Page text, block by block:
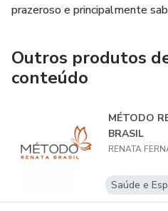
👉🏻Auxílio a compras via
👉🏻 Ebook com 30 receitas novas
👉🏻 Acesso ao aplicativo
👉🏻 Metas para perder peso e
prazeroso e principalmente
Outros produtos
conteúdo
MÉTODO
BRASIL
Saúde e